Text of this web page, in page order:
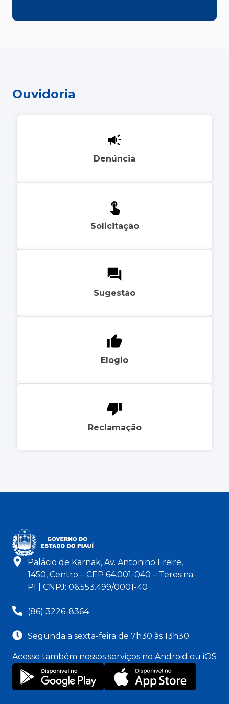
Ouvidoria
Denúncia
Solicitação
Sugestão
Elogio
Reclamação
Palácio de Karnak, Av. Antonino Freire,
1450, Centro – CEP 64.001-040 – Teresina-
PI | CNPJ: 06.553.499/0001-40
(86) 3226-8364
Segunda a sexta-feira de 7h30 às 13h30
Acesse também nossos serviços no Android ou iOS